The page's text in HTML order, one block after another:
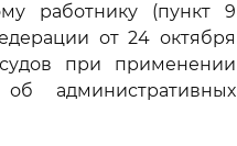
работнику (пункт 9
от 24 октября
при применении
административных